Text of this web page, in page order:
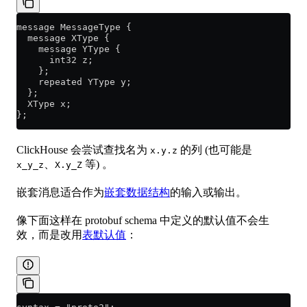
message MessageType {
  message XType {
    message YType {
      int32 z;
    };
    repeated YType y;
  };
  XType x;
};
ClickHouse 会尝试查找名为 x.y.z 的列 (也可能是
x_y_z X.y_Z 等) 。
嵌套消息适合作为嵌套数据结构的输入或输出。
像下面这样在 protobuf schema 中定义的默认值不会生
效，而是改用表默认值 ：